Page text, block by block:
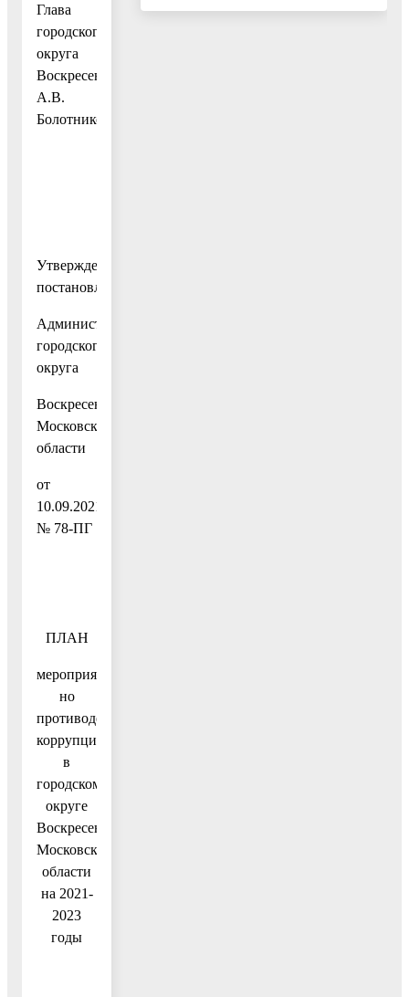
Глава
городского
округа
Воскресенск
А.В.
Болотников
Утвержден
постановлением
Администрации
городского
округа
Воскресенск
Московской
области
от
10.09.2021
№ 78-ПГ
ПЛАН
мероприятий
но
противодействию
коррупции
в
городском
округе
Воскресенск
Московской
области
на 2021-
2023
годы